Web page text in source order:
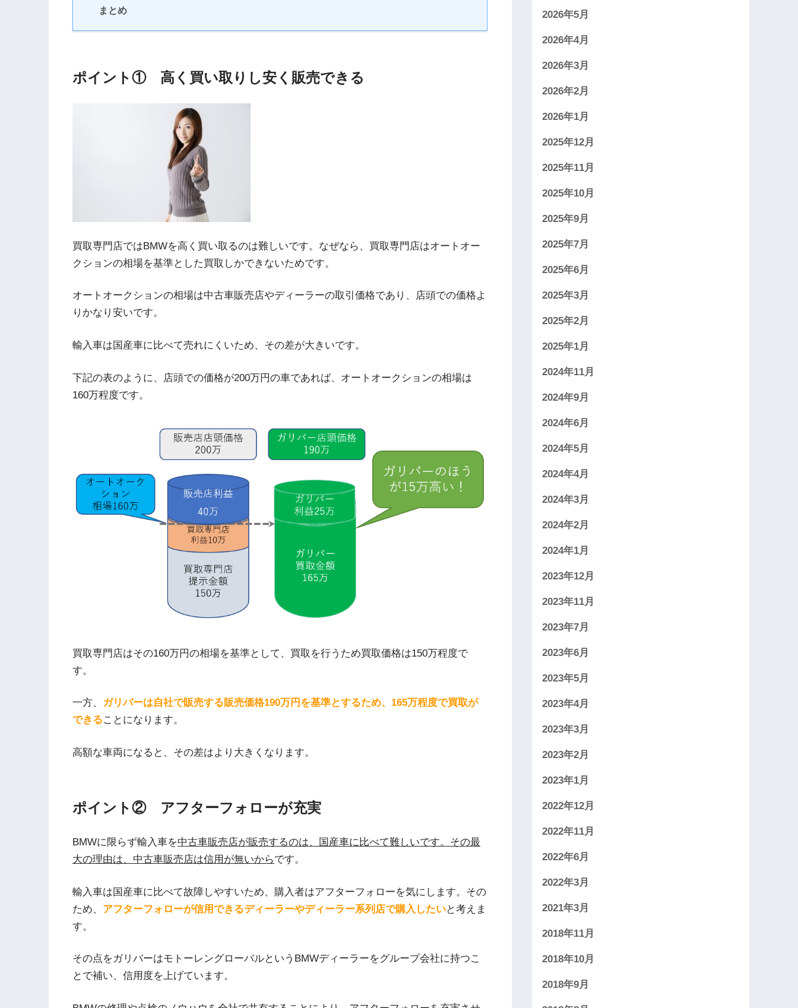
まとめ
ポイント① 高く買い取りし安く販売できる
買取専門店ではBMWを高く買い取るのは難しいです。なぜなら、買取専門店はオートオー
クションの相場を基準とした買取しかできないためです。
オートオークションの相場は中古車販売店やディーラーの取引価格であり、店頭での価格よ
りかなり安いです。
輸入車は国産車に比べて売れにくいため、その差が大きいです。
下記の表のように、店頭での価格が200万円の車であれば、オートオークションの相場は
160万程度です。
買取専門店はその160万円の相場を基準として、買取を行うため買取価格は150万程度で
す。
一方、 ガリバーは自社で販売する販売価格190万円を基準とするため、165万程度で買取が
できることになります。
高額な車両になると、その差はより大きくなります。
ポイント② アフターフォローが充実
BMWに限らず輸入車を中古車販売店が販売するのは、国産車に比べて難しいです。その最
大の理由は、中古車販売店は信用が無いからです。
輸入車は国産車に比べて故障しやすいため、購入者はアフターフォローを気にします。その
ため、 アフターフォローが信用できるディーラーやディーラー系列店で購入したいと考えま
す。
その点をガリバーはモトーレングローバルというBMWディーラーをグループ会社に持つこ
とで補い、信用度を上げています。
2026年5月
2026年4月
2026年3月
2026年2月
2026年1月
2025年12月
2025年11月
2025年10月
2025年9月
2025年7月
2025年6月
2025年3月
2025年2月
2025年1月
2024年11月
2024年9月
2024年6月
2024年5月
2024年4月
2024年3月
2024年2月
2024年1月
2023年12月
2023年11月
2023年7月
2023年6月
2023年5月
2023年4月
2023年3月
2023年2月
2023年1月
2022年12月
2022年11月
2022年6月
2022年3月
2021年3月
2018年11月
2018年10月
2018年9月